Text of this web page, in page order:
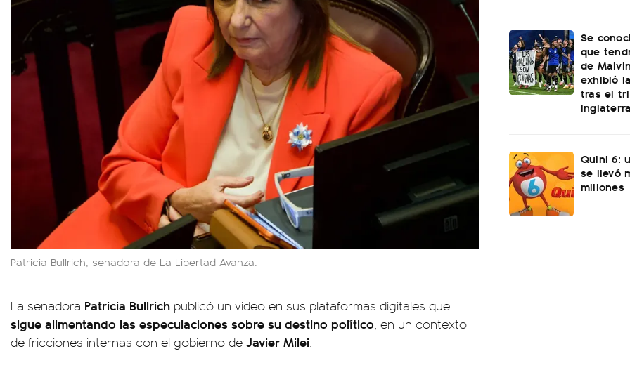
Patricia Bullrich, senadora de La Libertad Avanza.
La senadora Patricia Bullrich publicó un video en sus plataformas digitales que
sigue alimentando las especulaciones sobre su destino político, en un contexto
de fricciones internas con el gobierno de Javier Milei.
Se
que
de
exhibió
tras el
Inglaterra
Quini 6:
se llevó
millones